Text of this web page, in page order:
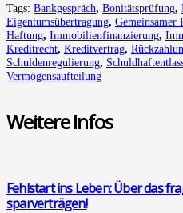
Tags: Bankgespräch, Bonitätsprüfung,
Eigentumsübertragung, Gemeinsamer
Haftung, Immobilienfinanzierung,
Kreditrecht, Kreditvertrag,
Schuldenregulierung,
Vermögensaufteilung
Wei­te­re Infos
Fehl­start ins Leben: Über das
spar­ver­trä­gen!